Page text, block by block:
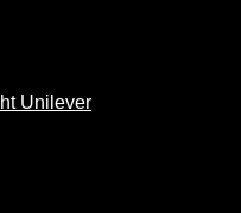
Unilever